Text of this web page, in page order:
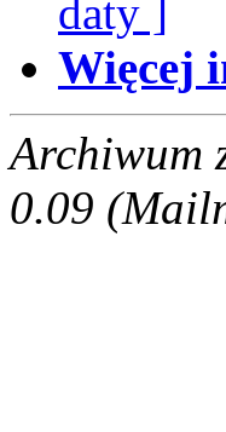
daty ]
Więcej
Archiwum
0.09